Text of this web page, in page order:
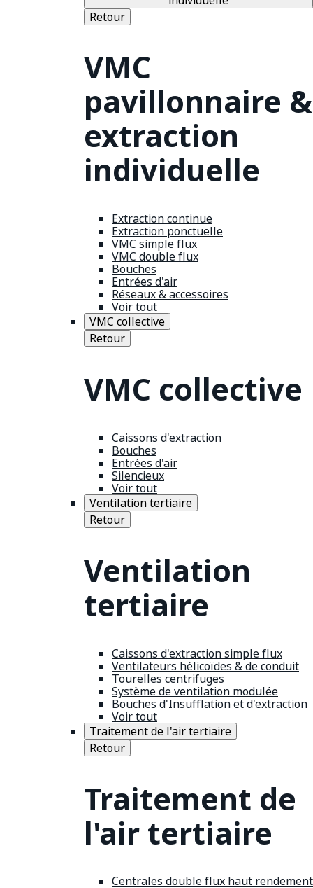
Retour
VMC
pavillonnaire &
extraction
individuelle
Extraction continue
Extraction ponctuelle
VMC simple flux
VMC double flux
Bouches
Entrées d'air
Réseaux & accessoires
Voir tout
VMC collective
Retour
VMC collective
Caissons d'extraction
Bouches
Entrées d'air
Silencieux
Voir tout
Ventilation tertiaire
Retour
Ventilation
tertiaire
Caissons d'extraction simple flux
Ventilateurs hélicoïdes & de conduit
Tourelles centrifuges
Système de ventilation modulée
Bouches d'Insufflation et d'extraction
Voir tout
Traitement de l'air tertiaire
Retour
Traitement de
l'air tertiaire
Centrales double flux haut rendement